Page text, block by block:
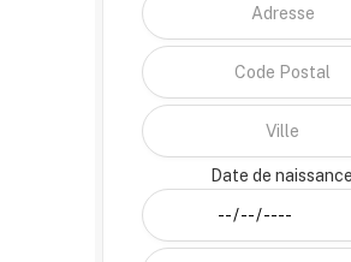
Date de naissance